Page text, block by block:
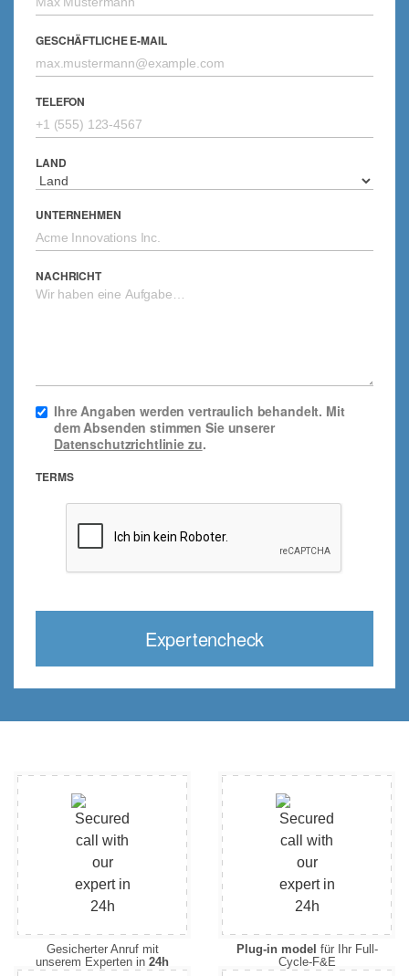
GESCHÄFTLICHE E-MAIL
TELEFON
LAND
UNTERNEHMEN
NACHRICHT
Ihre Angaben werden vertraulich behandelt. Mit
dem Absenden stimmen Sie unserer
Datenschutzrichtlinie zu.
TERMS
Expertencheck
Gesicherter Anruf mit
unserem Experten in 24h
Plug-in model für Ihr Full-
Cycle-F&E